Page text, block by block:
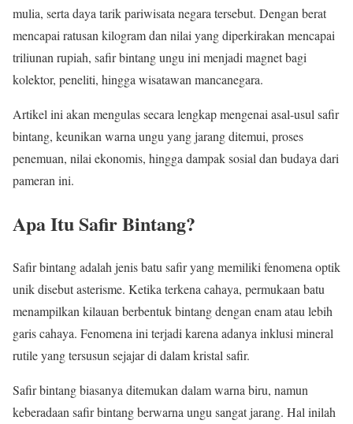
mulia, serta daya tarik pariwisata negara tersebut. Dengan berat
mencapai ratusan kilogram dan nilai yang diperkirakan mencapai
triliunan rupiah, safir bintang ungu ini menjadi magnet bagi
kolektor, peneliti, hingga wisatawan mancanegara.
Artikel ini akan mengulas secara lengkap mengenai asal-usul safir
bintang, keunikan warna ungu yang jarang ditemui, proses
penemuan, nilai ekonomis, hingga dampak sosial dan budaya dari
pameran ini.
Apa Itu Safir Bintang?
Safir bintang adalah jenis batu safir yang memiliki fenomena optik
unik disebut asterisme. Ketika terkena cahaya, permukaan batu
menampilkan kilauan berbentuk bintang dengan enam atau lebih
garis cahaya. Fenomena ini terjadi karena adanya inklusi mineral
rutile yang tersusun sejajar di dalam kristal safir.
Safir bintang biasanya ditemukan dalam warna biru, namun
keberadaan safir bintang berwarna ungu sangat jarang. Hal inilah